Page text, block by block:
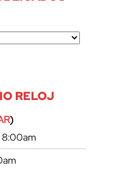
RELOJ
)
8:00am